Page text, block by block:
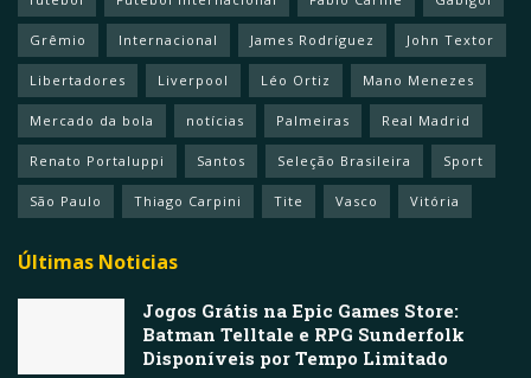
Grêmio Internacional James Rodríguez John Textor
Libertadores Liverpool Léo Ortiz Mano Menezes
Mercado da bola notícias Palmeiras Real Madrid
Renato Portaluppi Santos Seleção Brasileira Sport
São Paulo Thiago Carpini Tite Vasco Vitória
Últimas Noticias
Jogos Grátis na Epic Games Store:
Batman Telltale e RPG Sunderfolk
Disponíveis por Tempo Limitado